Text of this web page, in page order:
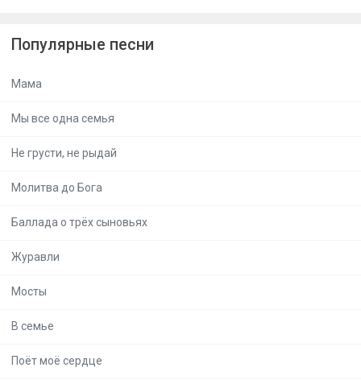
Популярные песни
Мама
Мы все одна семья
Не грусти, не рыдай
Молитва до Бога
Баллада о трёх сыновьях
Журавли
Мосты
В семье
Поёт моё сердце